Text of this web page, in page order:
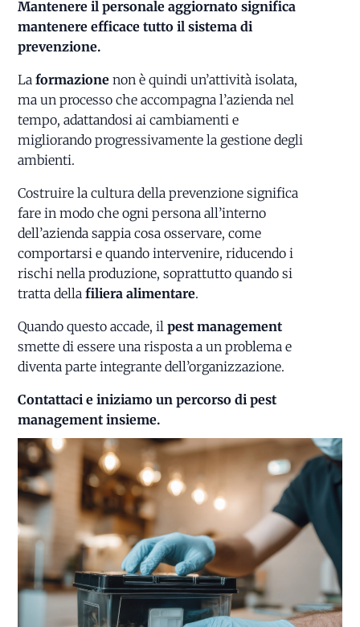
Mantenere il personale aggiornato significa
mantenere efficace tutto il sistema di
prevenzione.
Laformazione non è quindi un’attività isolata,
ma un processo che accompagna l’azienda nel
tempo, adattandosi ai cambiamenti e
migliorando progressivamente la gestione degli
ambienti.
Costruire la cultura della prevenzione significa
fare in modo che ogni persona all’interno
dell’azienda sappia cosa osservare, come
comportarsi e quando intervenire, riducendo i
rischi nella produzione, soprattutto quando si
tratta dellafiliera alimentare.
Quando questo accade, ilpest management
smette di essere una risposta a un problema e
diventa parte integrante dell’organizzazione.
Contattaci e iniziamo un percorso di pest
management insieme.